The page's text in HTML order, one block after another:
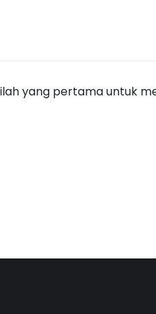
yang pertama untuk